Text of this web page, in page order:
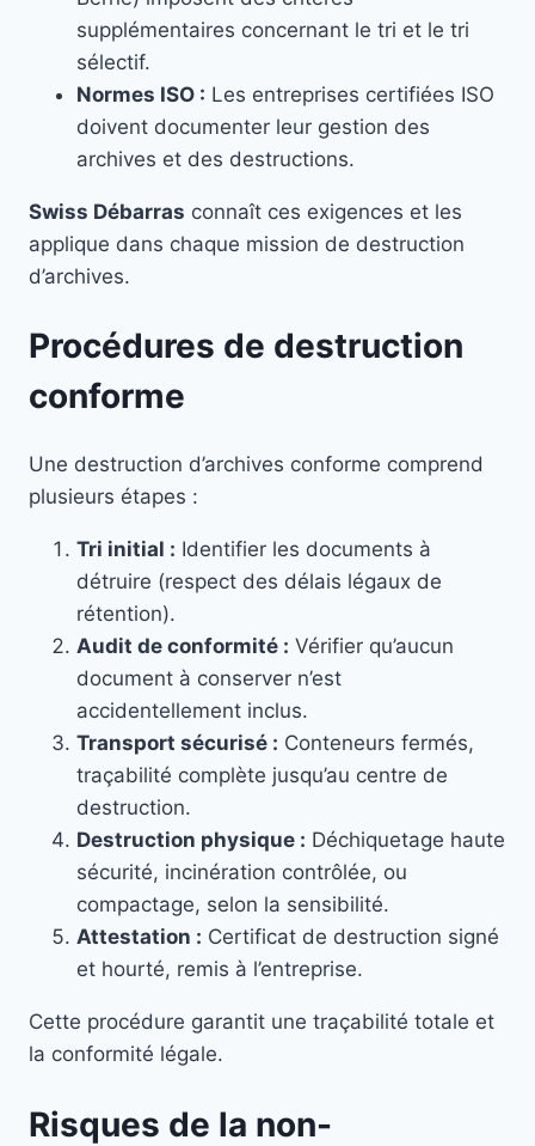
supplémentaires concernant le tri et le tri
sélectif.
Normes ISO : Les entreprises certifiées ISO
doivent documenter leur gestion des
archives et des destructions.
Swiss Débarras connaît ces exigences et les
applique dans chaque mission de destruction
d’archives.
Procédures de destruction
conforme
Une destruction d’archives conforme comprend
plusieurs étapes :
Tri initial : Identifier les documents à
détruire (respect des délais légaux de
rétention).
Audit de conformité : Vérifier qu’aucun
document à conserver n’est
accidentellement inclus.
Transport sécurisé : Conteneurs fermés,
traçabilité complète jusqu’au centre de
destruction.
Destruction physique : Déchiquetage haute
sécurité, incinération contrôlée, ou
compactage, selon la sensibilité.
Attestation : Certificat de destruction signé
et hourté, remis à l’entreprise.
Cette procédure garantit une traçabilité totale et
la conformité légale.
Risques de la non-